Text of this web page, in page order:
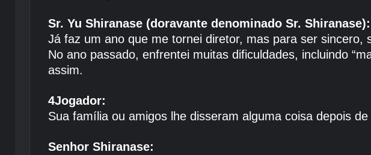
Sr. Yu Shiranase (doravante denominado Sr. Shiranase):
Já faz um ano que me tornei diretor, mas para ser sincero,
No ano passado, enfrentei muitas dificuldades, incluindo
assim.
4Jogador:
Sua família ou amigos lhe disseram alguma coisa depois
Senhor Shiranase: